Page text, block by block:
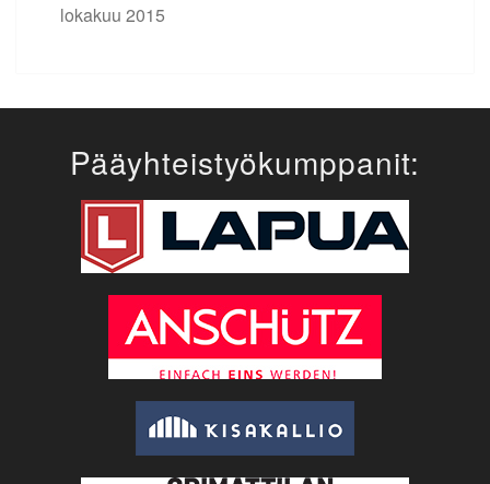
lokakuu 2015
Pääyhteistyökumppanit: